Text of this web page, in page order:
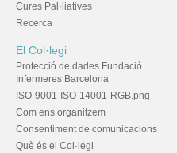
Cures Pal·liatives
Recerca
El Col·legi
Protecció de dades Fundació
Infermeres Barcelona
ISO-9001-ISO-14001-RGB.png
Com ens organitzem
Consentiment de comunicacions
Què és el Col·legi